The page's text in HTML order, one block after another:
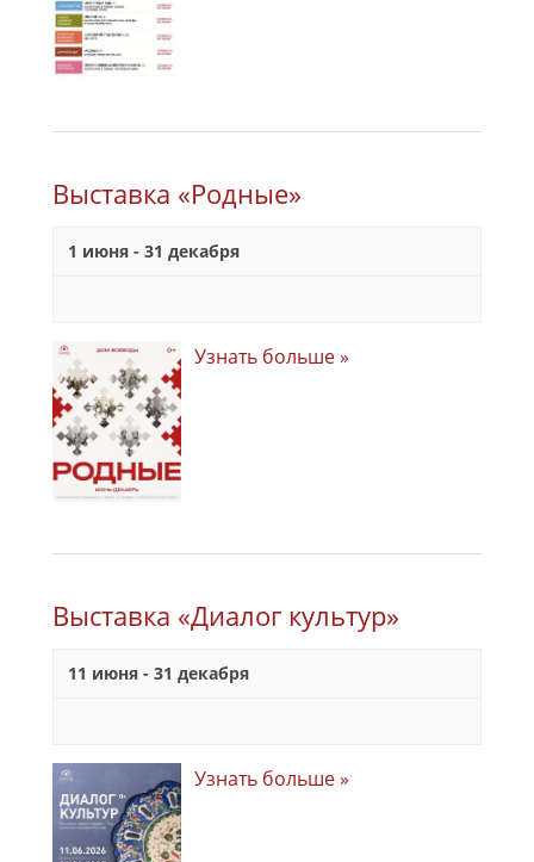
Выставка «Родные»
1 июня - 31 декабря
Узнать больше »
Выставка «Диалог культур»
11 июня - 31 декабря
Узнать больше »